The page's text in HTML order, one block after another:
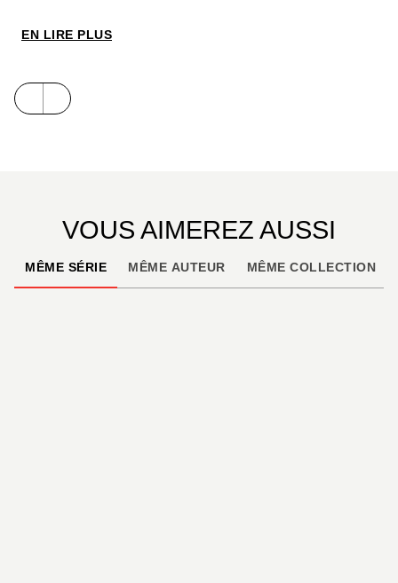
difficile. Du moins c'est ce que nous savons, car il
histoire d'aventure aux multiples rebondissements,
avec pour toile de fond le rude quotidien des
EN LIRE PLUS
VOUS AIMEREZ AUSSI
MÊME SÉRIE MÊME AUTEUR MÊME COLLECTION